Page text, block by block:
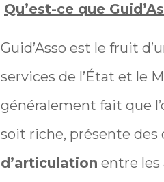
Qu’est-ce que
Guid’Asso est le fruit
services de l’État et le
généralement fait que
soit riche, présente des
d’articulation entre les